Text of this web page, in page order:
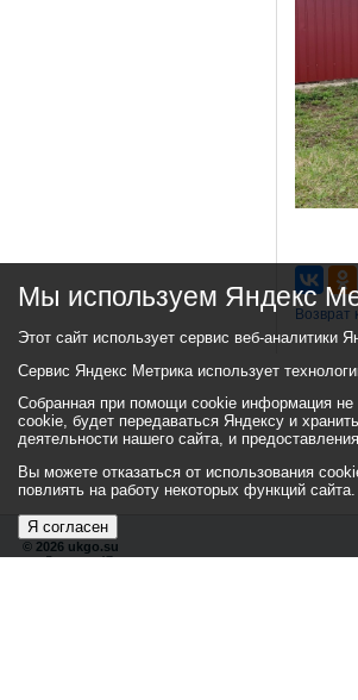
Возврат
© 2026 ukgo.su
ул. Ленина, 47а
Мы используем Яндекс
Этот сайт использует сервис веб-
Сервис Яндекс Метрика использует
Собранная при помощи cookie информация не
cookie, будет передаваться Яндексу и
деятельности нашего сайта, и
Вы можете отказаться от использования
повлиять на работу некоторых функций
Я согласен